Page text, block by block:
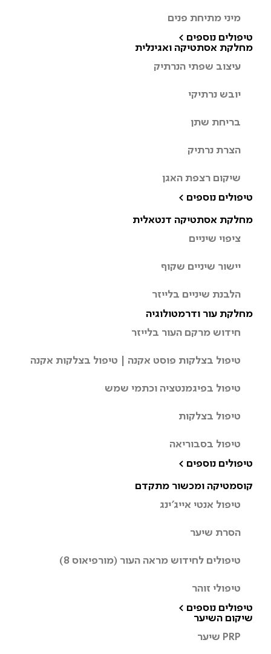
מיני מתיחת פנים
טיפולים נוספים >
מחלקת אסתטיקה ואגינלית
עיצוב שפתי הנרתיק
יובש נרתיקי
בריחת שתן
הצרת נרתיק
שיקום רצפת האגן
טיפולים נוספים >
מחלקת אסתטיקה דנטאלית
ציפוי שיניים
יישור שיניים שקוף
הלבנת שיניים בלייזר
מחלקת עור ודרמטולוגיה
חידוש מרקם העור בלייזר
טיפול בצלקות פוסט אקנה | טיפול בצלקות אקנה
טיפול בפיגמנטציה וכתמי שמש
טיפול בצלקות
טיפול בסבוריאה
טיפולים נוספים >
קוסמטיקה ומכשור מתקדם
טיפול אנטי אייג’ינג
הסרת שיער
טיפולים לחידוש מראה העור (מורפיאוס 8)
טיפולי זוהר
טיפולים נוספים >
שיקום השיער
PRP שיער